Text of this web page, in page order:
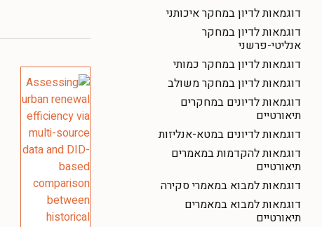
דוגמאות לדיון במחקר איכותני
דוגמאות לדיון במחקר
אנליטי-פרשני
דוגמאות לדיון במחקר כמותי
דוגמאות לדיון במחקר משולב
דוגמאות לדיונים במחקרים
תיאורטיים
דוגמאות לדיונים במטא-אנליזות
דוגמאות להקדמות במאמרים
תיאורטיים
דוגמאות למבוא במאמרי סקירה
דוגמאות למבוא במאמרים
תיאורטיים